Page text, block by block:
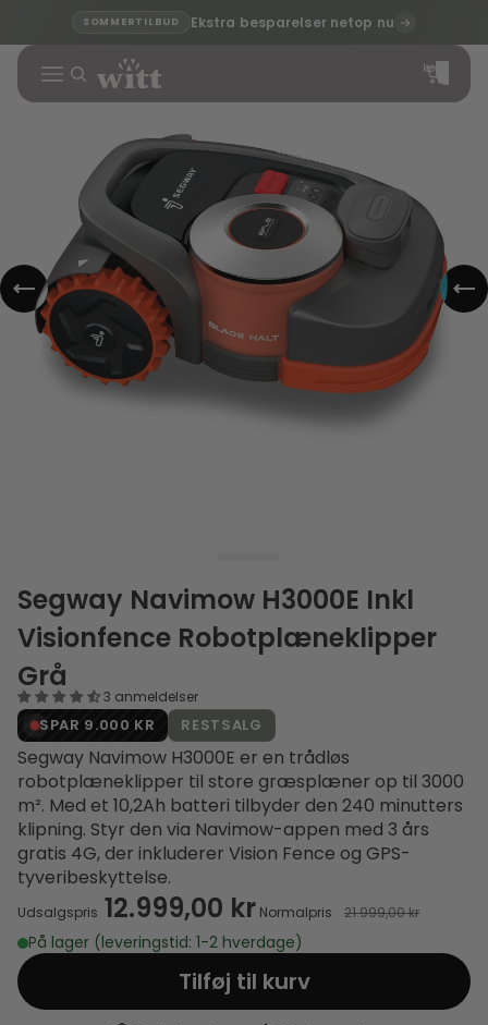
SOMMERTILBUD Ekstra besparelser netop nu
Varer i alt i
indkøbskurven:
Segway Navimow H3000E Inkl
Visionfence Robotplæneklipper
Grå
3 anmeldelser
SPAR 9.000 KR RESTSALG
Segway Navimow H3000E er en trådløs
robotplæneklipper til store græsplæner op til 3000
m². Med et 10,2Ah batteri tilbyder den 240 minutters
klipning. Styr den via Navimow-appen med 3 års
gratis 4G, der inkluderer Vision Fence og GPS-
tyveribeskyttelse.
Udsalgspris 12.999,00 kr Normalpris 21.999,00 kr
På lager (leveringstid: 1-2 hverdage)
Tilføj til kurv